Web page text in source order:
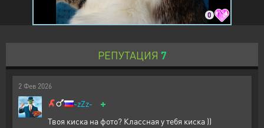
0
РЕПУТАЦИЯ 7
2 Фев 2026
-zZz- +
Твоя киска на фото? Классная у тебя киска ))